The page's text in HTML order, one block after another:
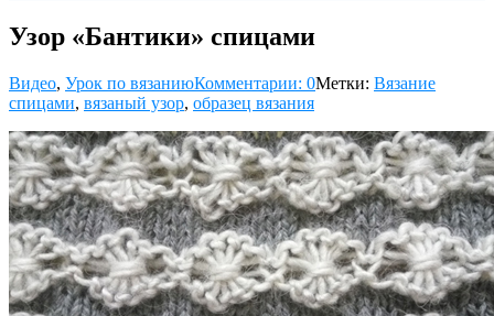
Узор «Бантики» спицами
Видео, Урок по вязаниюКомментарии: 0Метки: Вязание
спицами, вязаный узор, образец вязания